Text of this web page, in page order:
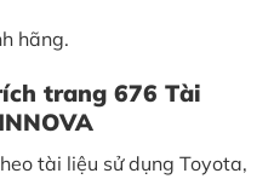
hãng.
trang 676 Tài
tài liệu sử dụng Toyota,